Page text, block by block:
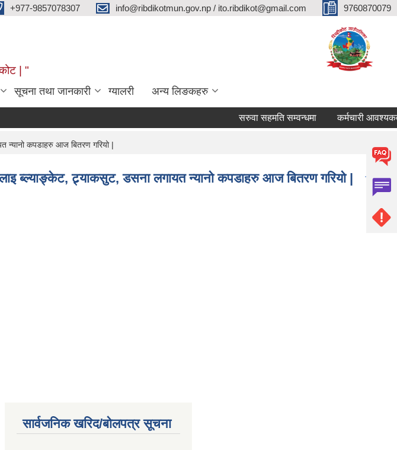
+977-9857078307 info@ribdikotmun.gov.np / ito.ribdikot@gmail.com 9760870079
| "
सूचना तथा जानकारी ग्यालरी अन्य लिङकहरु
सरुवा सहमति सम्वन्धमा कर्मचारी आवश्यकता
न्यानो कपडाहरु आज बितरण गरियो |
ब्ल्याङ्केट, ट्र्याकसुट, डसना लगायत न्यानो कपडाहरु आज बितरण गरियो |
सार्वजनिक खरिद/बोलपत्र सूचना